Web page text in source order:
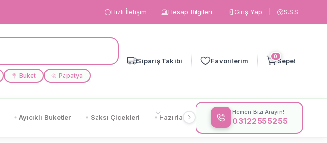
Hızlı İletişim Hesap Bilgileri Giriş Yap S.S.S
💐 Buket 🌼 Papatya
Sipariş Takibi Favorilerim
0
Sepet
Ayıcıklı Buketler Saksı Çiçekleri Hazırlanışa Göre Çiçeklere Göre
Hemen Bizi Arayın!
03122555255